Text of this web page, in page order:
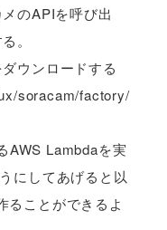
のAPIを呼び出
。
ウンロードする
soracam/factory/
AWS Lambdaを実
にしてあげると以
ることができるよ